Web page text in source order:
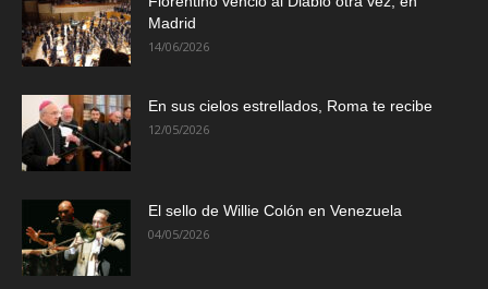
Madrid
14/06/2026
En sus cielos estrellados, Roma te recibe
12/05/2026
El sello de Willie Colón en Venezuela
04/05/2026